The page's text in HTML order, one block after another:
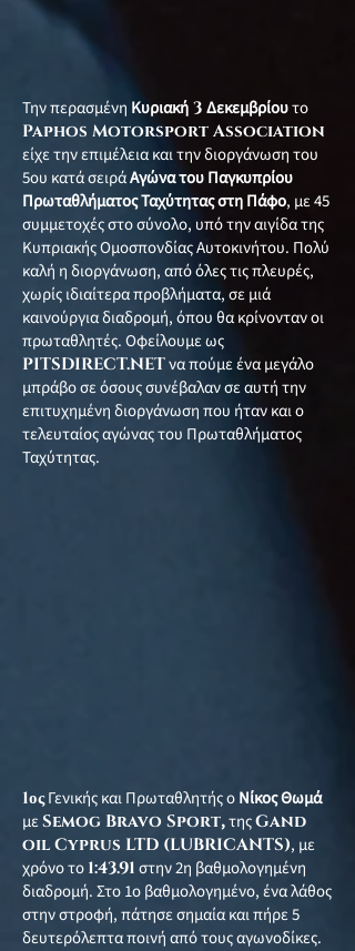
Την περασμένη Κυριακή3Δεκεμβρίουτο
Paphos Motorsport Association
είχε την επιμέλεια και την διοργάνωση του
5ου κατά σειράΑγώνα του Παγκυπρίου
Πρωταθλήματος Ταχύτητας στη Πάφο, με 45
συμμετοχές στο σύνολο, υπό την αιγίδα της
Κυπριακής Ομοσπονδίας Αυτοκινήτου. Πολύ
καλή η διοργάνωση, από όλες τις πλευρές,
χωρίς ιδιαίτερα προβλήματα, σε μιά
καινούργια διαδρομή, όπου θα κρίνονταν οι
πρωταθλητές. Οφείλουμε ως
PITSDIRECT.NETνα πούμε ένα μεγάλο
μπράβο σε όσους συνέβαλαν σε αυτή την
επιτυχημένη διοργάνωση που ήταν και ο
τελευταίος αγώνας του Πρωταθλήματος
Ταχύτητας.
1οςΓενικής και Πρωταθλητής οΝίκος Θωμά
μεSemog Bravo Sport,τηςGand
oil Cyprus LTD (LUBRICANTS), με
χρόνο το1:43.91στην 2η βαθμολογημένη
διαδρομή. Στο 1ο βαθμολογημένο, ένα λάθος
στην στροφή, πάτησε σημαία και πήρε 5
δευτερόλεπτα ποινή από τους αγωνοδίκες.